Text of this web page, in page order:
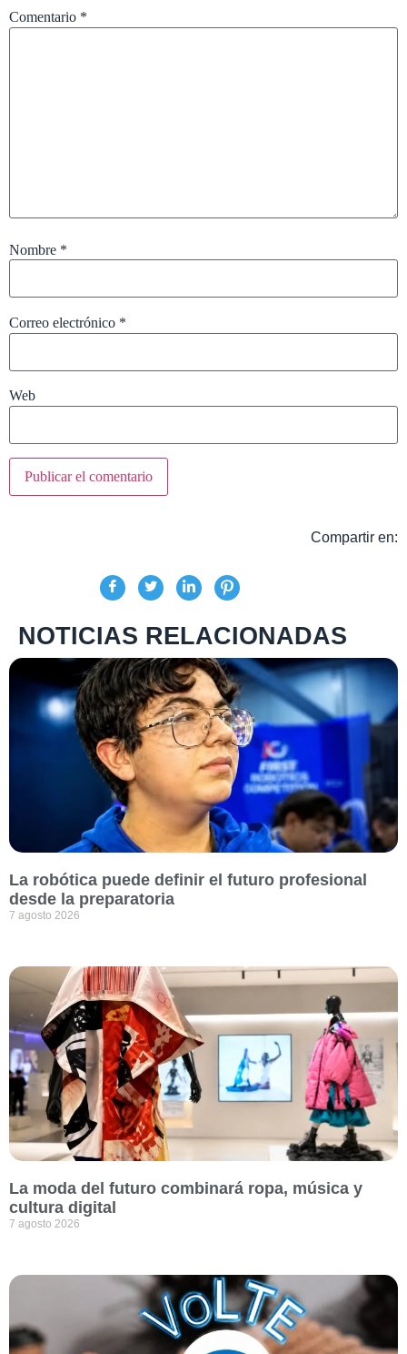
Comentario *
Nombre *
Correo electrónico *
Web
Compartir en:
NOTICIAS RELACIONADAS
La robótica puede definir el futuro profesional
desde la preparatoria
7 agosto 2026
La moda del futuro combinará ropa, música y
cultura digital
7 agosto 2026